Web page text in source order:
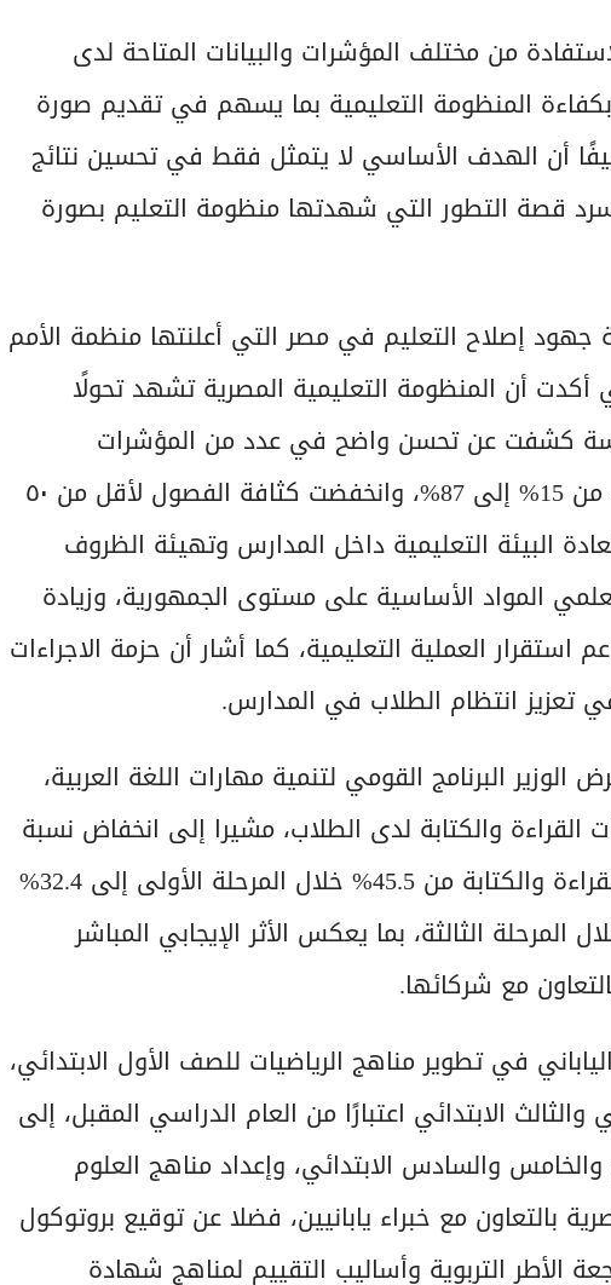
من مختلف المؤشرات والبيانات المتاحة لدى
بكفاءة المنظومة التعليمية بما يسهم في تقديم صورة
أن الهدف الأساسي لا يتمثل فقط في تحسين نتائج
قصة التطور التي شهدتها منظومة التعليم بصورة
جهود إصلاح التعليم في مصر التي أعلنتها منظمة الأمم
أكدت أن المنظومة التعليمية المصرية تشهد تحولًا
كشفت عن تحسن واضح في عدد من المؤشرات
الرئيسية، حيث ارتفع معدل حضور الطلاب من 15% إلى 87%، وانخفضت كثافة الفصول لأقل من ٥٠
البيئة التعليمية داخل المدارس وتهيئة الظروف
المواد الأساسية على مستوى الجمهورية، وزيادة
الفعلية بنسبة 33% ودعم استقرار العملية التعليمية، كما أشار أن حزمة الاجراءات
تعزيز انتظام الطلاب في المدارس.
البرنامج القومي لتنمية مهارات اللغة العربية،
القراءة والكتابة لدى الطلاب، مشيرا إلى انخفاض نسبة
الطلاب الذين يعانون من ضعف مهارات القراءة والكتابة من 45.5% خلال المرحلة الأولى إلى 32.4%
الثانية، وصولًا إلى 13.9% خلال المرحلة الثالثة، بما يعكس الأثر الإيجابي المباشر
مع شركائها.
في تطوير مناهج الرياضيات للصف الأول الابتدائي،
الابتدائي اعتبارًا من العام الدراسي المقبل، إلى
والسادس الابتدائي، وإعداد مناهج العلوم
بالتعاون مع خبراء يابانيين، فضلا عن توقيع بروتوكول
الأطر التربوية وأساليب التقييم لمناهج شهادة